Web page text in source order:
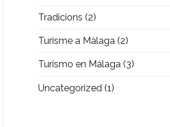
Tradicions (2)
Turisme a Màlaga (2)
Turismo en Málaga (3)
Uncategorized (1)